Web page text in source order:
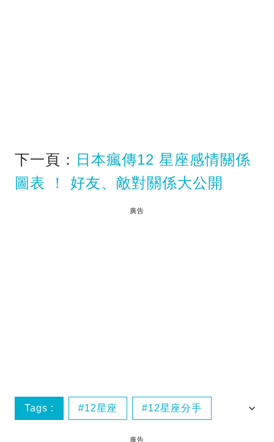
下一頁： 日本瘋傳12 星座感情關係
圖表 ！ 好友、敵對關係大公開
廣告
Tags : 12星座 12星座分手
廣告